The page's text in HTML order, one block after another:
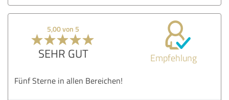
5,00 von 5
SEHR GUT Empfehlung
Fünf Sterne in allen Bereichen!